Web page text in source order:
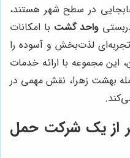
در سطح شهر هستند،
واحد گشت با امکانات
لذت‌بخش و آسوده را
این مجموعه با ارائه خدمات
بهشت زهرا، نقش مهمی در
از یک شرکت حمل